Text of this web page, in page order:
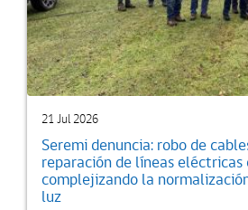
21 Jul 2026
Seremi denuncia: robo de
reparación de líneas eléctricas
complejizando la
luz